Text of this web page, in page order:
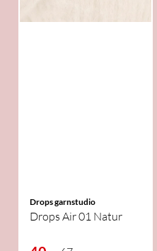
Drops garnstudio
Drops Air 01 Natur